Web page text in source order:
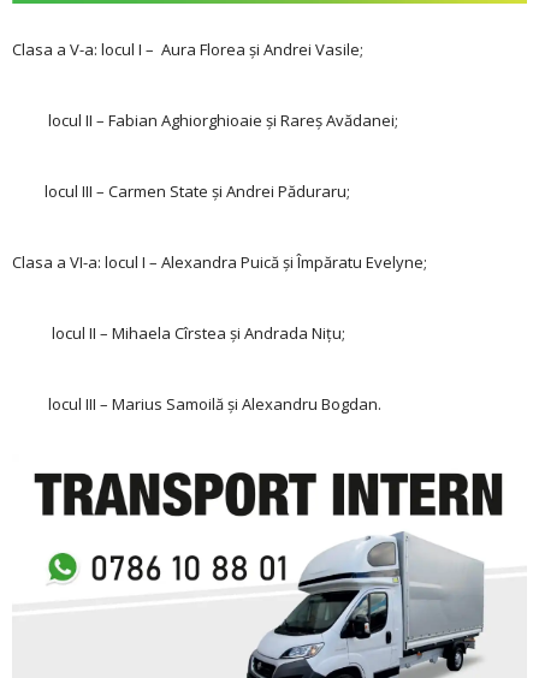
Clasa a V-a: locul I – Aura Florea și Andrei Vasile;
locul II – Fabian Aghiorghioaie și Rareș Avădanei;
locul III – Carmen State și Andrei Păduraru;
Clasa a VI-a: locul I – Alexandra Puică și Împăratu Evelyne;
locul II – Mihaela Cîrstea și Andrada Nițu;
locul III – Marius Samoilă și Alexandru Bogdan.